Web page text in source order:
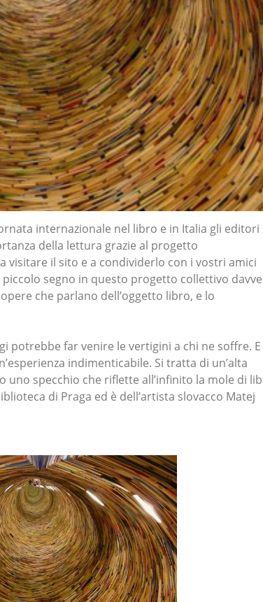
internazionale nel libro e in Italia gli editori
della lettura grazie al progetto
visitare il sito e a condividerlo con i vostri amici
segno in questo progetto collettivo
che parlano dell’oggetto libro, e lo
potrebbe far venire le vertigini a chi ne soffre. E
indimenticabile. Si tratta di un’alta
uno specchio che riflette all’infinito la mole di
di Praga ed è dell’artista slovacco Matej